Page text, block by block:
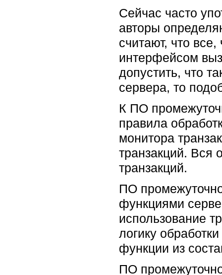
Сейчас часто
авторы
считают, что
интерфейсом
допустить, что
сервера, то
К ПО
правила
монитора
транзакций. Вся
транзакций.
ПО
функциями
использование
логику
функции из
ПО